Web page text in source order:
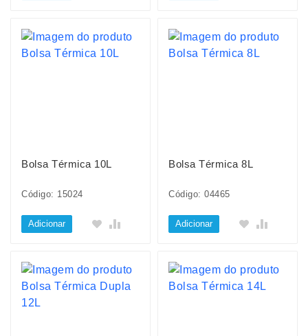
Bolsa Térmica 10L
Código: 15024
Adicionar
Bolsa Térmica 8L
Código: 04465
Adicionar